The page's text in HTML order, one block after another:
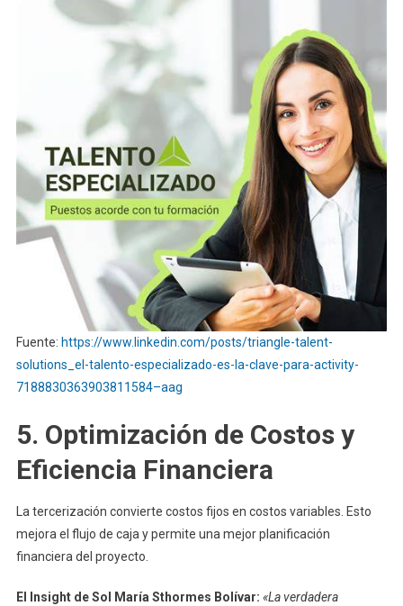
Fuente: https://www.linkedin.com/posts/triangle-talent-
solutions_el-talento-especializado-es-la-clave-para-activity-
7188830363903811584–aag
5. Optimización de Costos y
Eficiencia Financiera
La tercerización convierte costos fijos en costos variables. Esto
mejora el flujo de caja y permite una mejor planificación
financiera del proyecto.
El Insight de Sol María Sthormes Bolívar: «La verdadera